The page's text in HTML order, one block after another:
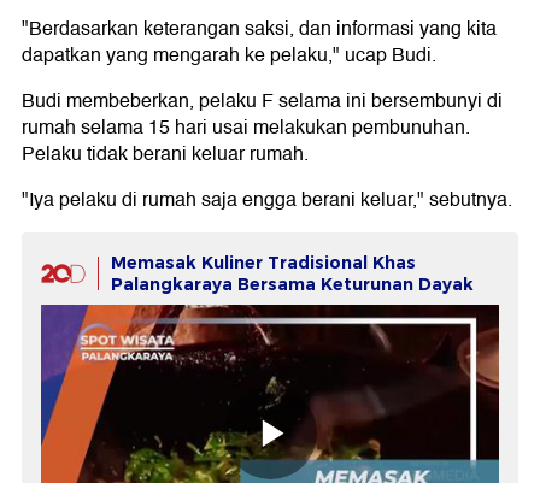
"Berdasarkan keterangan saksi, dan informasi yang kita
dapatkan yang mengarah ke pelaku," ucap Budi.
Budi membeberkan, pelaku F selama ini bersembunyi di
rumah selama 15 hari usai melakukan pembunuhan.
Pelaku tidak berani keluar rumah.
"Iya pelaku di rumah saja engga berani keluar," sebutnya.
Memasak Kuliner Tradisional Khas
Palangkaraya Bersama Keturunan Dayak